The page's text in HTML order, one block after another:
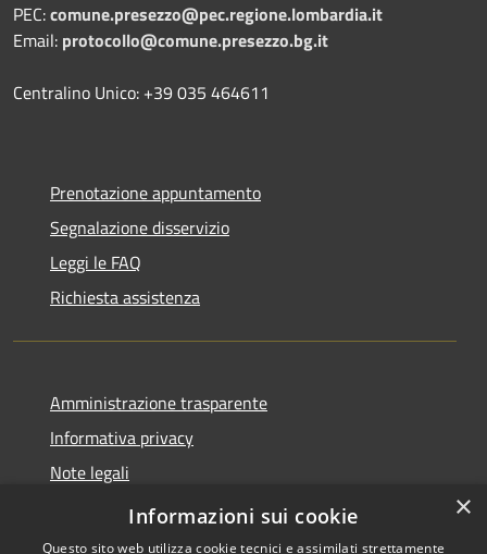
PEC:comune.presezzo@pec.regione.lombardia.it
Email: protocollo@comune.presezzo.bg.it
Centralino Unico: +39 035 464611
Prenotazione appuntamento
Segnalazione disservizio
Leggi le FAQ
Richiesta assistenza
Amministrazione trasparente
Informativa privacy
Note legali
Dichiarazione di accessibilità
×
Informazioni sui cookie
Questo sito web utilizza cookie tecnici e assimilati strettamente